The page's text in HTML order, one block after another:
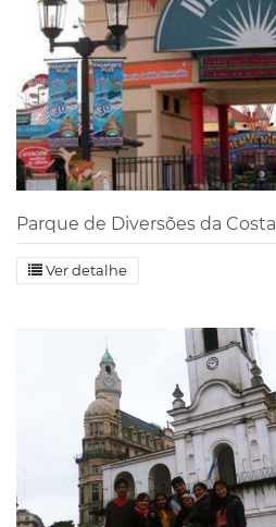
Parque de Diversões da Costa
Ver detalhe